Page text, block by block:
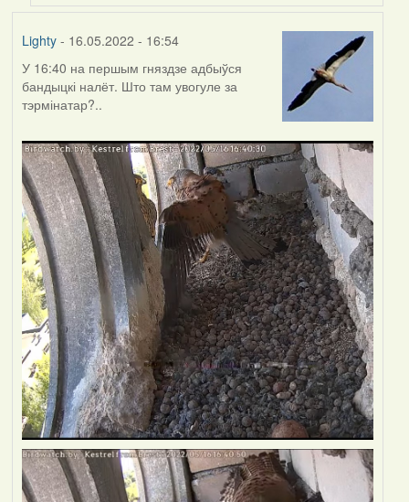
Lighty- 16.05.2022 - 16:54
У 16:40 на першым гняздзе адбыўся
бандыцкі налёт. Што там увогуле за
тэрмінатар?..